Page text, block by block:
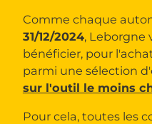
Comme chaque
31/12/2024, Leborgne
bénéficier, pour
parmi une sélection
sur l'outil le moins
Pour cela, toutes les